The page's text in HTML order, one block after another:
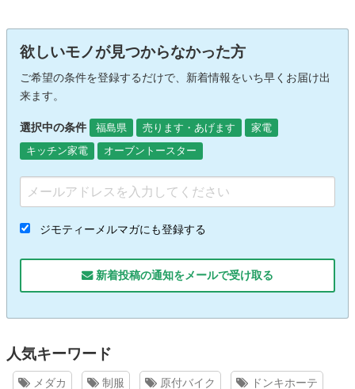
欲しいモノが見つからなかった方
ご希望の条件を登録するだけで、新着情報をいち早くお届け出
来ます。
選択中の条件 福島県 売ります・あげます
家電
キッチン家電
オーブントースター
ジモティーメルマガにも登録する
新着投稿の通知をメールで受け取る
人気キーワード
メダカ 制服 原付バイク ドンキホーテ